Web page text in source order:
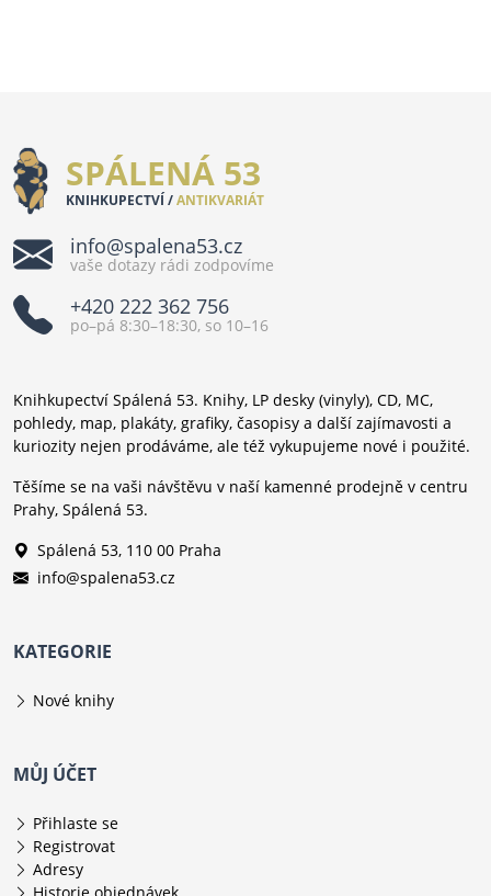
SPÁLENÁ 53
KNIHKUPECTVÍ /ANTIKVARIÁT
info@spalena53.cz
vaše dotazy rádi zodpovíme
+420 222 362 756
po–pá 8:30–18:30, so 10–16
Knihkupectví Spálená 53. Knihy, LP desky (vinyly), CD, MC,
pohledy, map, plakáty, grafiky, časopisy a další zajímavosti a
kuriozity nejen prodáváme, ale též vykupujeme nové i použité.
Těšíme se na vaši návštěvu v naší kamenné prodejně v centru
Prahy, Spálená 53.
Spálená 53, 110 00 Praha
info@spalena53.cz
KATEGORIE
Nové knihy
MŮJ ÚČET
Přihlaste se
Registrovat
Adresy